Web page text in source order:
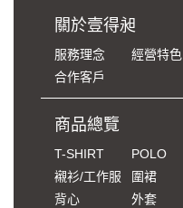
關於壹得昶
服務理念 經營特色
合作客戶
商品總覽
T-SHIRT POLO
襯衫/工作服
圍裙
背心
外套